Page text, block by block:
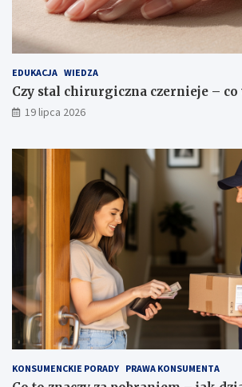
EDUKACJA WIEDZA
Czy stal chirurgiczna czernieje – co
19 lipca 2026
KONSUMENCKIE PORADY PRAWA KONSUMENTA